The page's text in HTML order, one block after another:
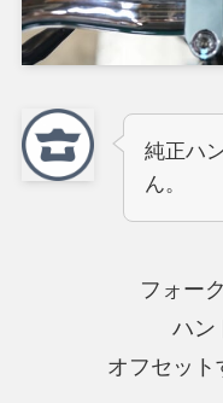
純正ハ
ん。
フォー
ハン
オフセット